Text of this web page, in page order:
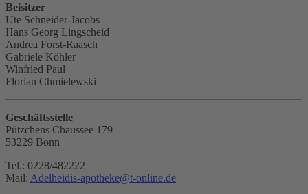
Beisitzer
Ute Schneider-Jacobs
Hans Georg Lingscheid
Andrea Forst-Raasch
Gabriele Köhler
Winfried Paul
Florian Chmielewski
Geschäftsstelle
Pützchens Chaussee 179
53229 Bonn
Tel.: 0228/482222
Mail: Adelheidis-apotheke@t-online.de